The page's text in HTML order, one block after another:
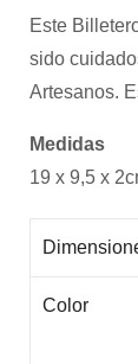
Este
sido
Artesanos.
Medidas
19 x 9,5 x
Color